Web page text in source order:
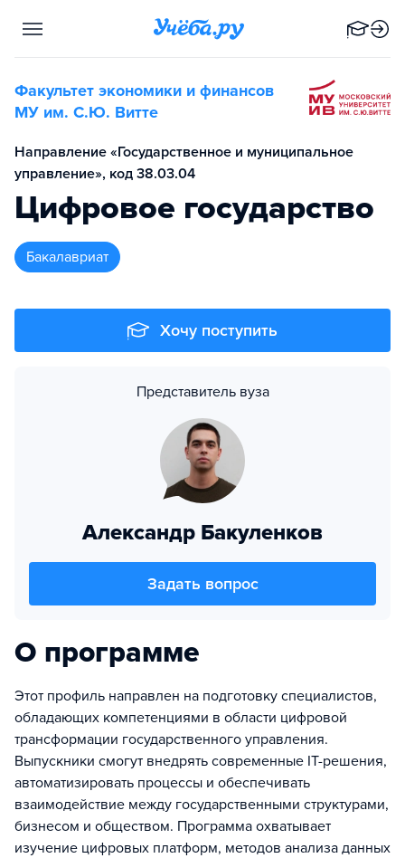
Факультет экономики и финансов
МУ им. С.Ю. Витте
Направление «Государственное и муниципальное
управление», код 38.03.04
Цифровое государство
бакалавриат
Хочу поступить
Представитель вуза
Александр Бакуленков
Задать вопрос
О программе
Этот профиль направлен на подготовку специалистов,
обладающих компетенциями в области цифровой
трансформации государственного управления.
Выпускники смогут внедрять современные IT-решения,
автоматизировать процессы и обеспечивать
взаимодействие между государственными структурами,
бизнесом и обществом. Программа охватывает
изучение цифровых платформ, методов анализа данных